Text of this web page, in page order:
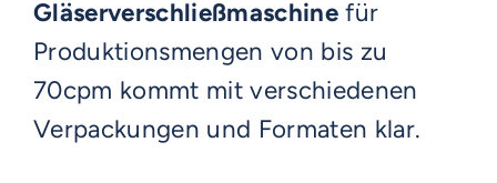
Gläserverschließmaschine für
Produktionsmengen von bis zu
70cpm kommt mit verschiedenen
Verpackungen und Formaten klar.